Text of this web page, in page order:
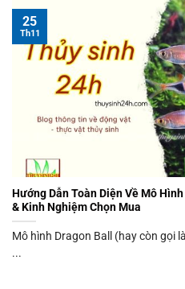
Hướng Dẫn Toàn Diện Về Mô
& Kinh Nghiệm Chọn Mua
Mô hình Dragon Ball (hay còn gọi
...
25
Th11